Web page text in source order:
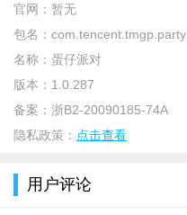
官网： 暂无
包名： com.tencent.tmgp.party
名称： 蛋仔派对
版本： 1.0.287
备案： 浙B2-20090185-74A
隐私政策： 点击查看
用户评论